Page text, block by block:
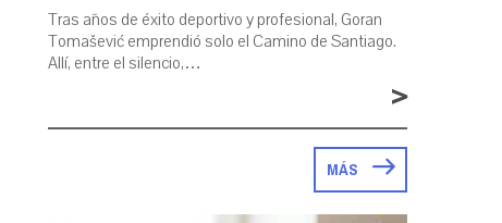
Tras años de éxito deportivo y profesional, Goran
Tomašević emprendió solo el Camino de Santiago.
Allí, entre el silencio,…
>
MÁS